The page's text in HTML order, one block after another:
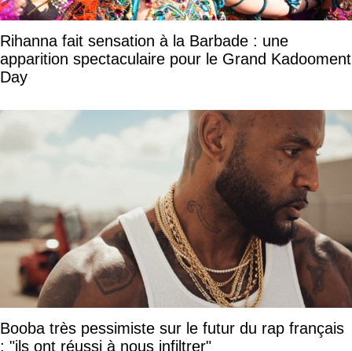
Rihanna fait sensation à la Barbade : une
apparition spectaculaire pour le Grand Kadooment
Day
Booba très pessimiste sur le futur du rap français
: "ils ont réussi à nous infiltrer"